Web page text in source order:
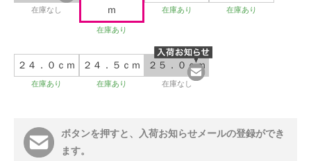
在庫なし
ｍ
在庫あり
在庫あり 在庫あり
２４．０ｃｍ
在庫あり
２４．５ｃｍ
在庫あり
２５．０ｃｍ
在庫なし
ボタンを押すと、入荷お知らせメールの登録ができ
ます。